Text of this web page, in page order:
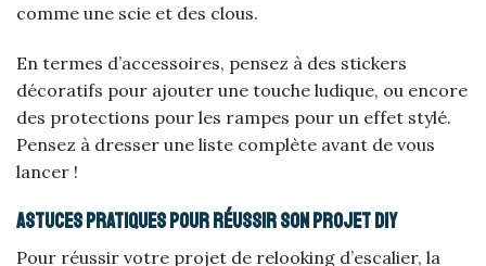
comme une scie et des clous.
En termes d’accessoires, pensez à des stickers
décoratifs pour ajouter une touche ludique, ou encore
des protections pour les rampes pour un effet stylé.
Pensez à dresser une liste complète avant de vous
lancer !
Astuces pratiques pour réussir son projet DIY
Pour réussir votre projet de relooking d’escalier, la